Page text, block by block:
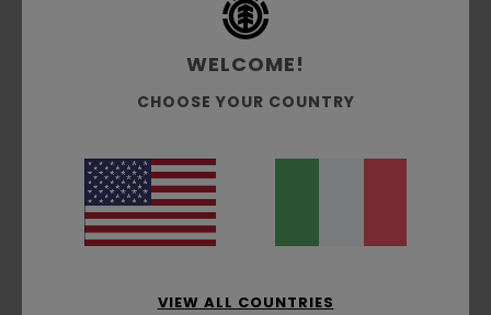
Recensioni dei clienti
3.0
Il 0% dei nostri clienti consiglia questo prodotto
WELCOME!
CHOOSE YOUR COUNTRY
VIEW ALL COUNTRIES